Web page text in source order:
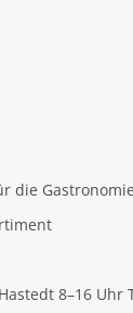
die Gastronomie
8–16 Uhr